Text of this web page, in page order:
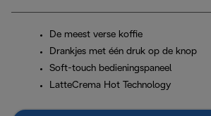
De meest verse koffie
Drankjes met één druk op de knop
Soft-touch bedieningspaneel
LatteCrema Hot Technology